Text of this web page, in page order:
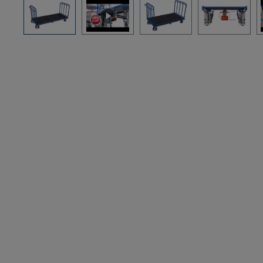
Pomiń galerię zdjęć
When